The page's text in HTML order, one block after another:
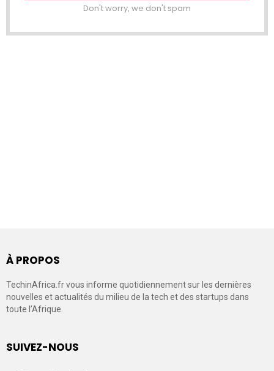
Don't worry, we don't spam
À PROPOS
TechinAfrica.fr vous informe quotidiennement sur les dernières
nouvelles et actualités du milieu de la tech et des startups dans
toute l’Afrique.
SUIVEZ-NOUS